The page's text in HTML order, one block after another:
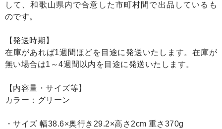
して、和歌山県内で合意した市町村間で出品しているも
のです。
【発送時期】
在庫があれば1週間ほどを目途に発送いたします。在庫が
無い場合は1～4週間以内を目途に発送いたします。
【内容量・サイズ等】
カラー：グリーン
・サイズ 幅38.6×奥行き29.2×高さ2cm 重さ370g